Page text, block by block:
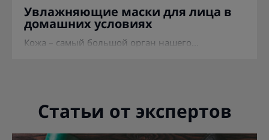
Увлажняющие маски для лица в
домашних условиях
Кожа – самый большой орган нашего...
Статьи от экспертов